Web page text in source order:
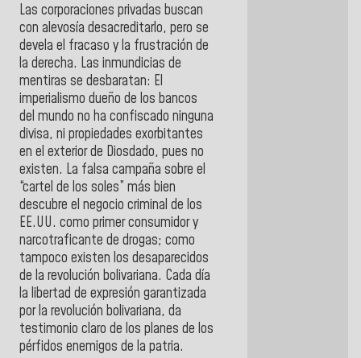
Las corporaciones privadas buscan
con alevosía desacreditarlo, pero se
devela el fracaso y la frustración de
la derecha. Las inmundicias de
mentiras se desbaratan: El
imperialismo dueño de los bancos
del mundo no ha confiscado ninguna
divisa, ni propiedades exorbitantes
en el exterior de Diosdado, pues no
existen. La falsa campaña sobre el
“cartel de los soles” más bien
descubre el negocio criminal de los
EE.UU. como primer consumidor y
narcotraficante de drogas; como
tampoco existen los desaparecidos
de la revolución bolivariana. Cada día
la libertad de expresión garantizada
por la revolución bolivariana, da
testimonio claro de los planes de los
pérfidos enemigos de la patria.